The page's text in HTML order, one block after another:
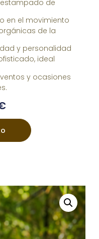
estampado de
en el movimiento
de la
y personalidad
ideal
y ocasiones